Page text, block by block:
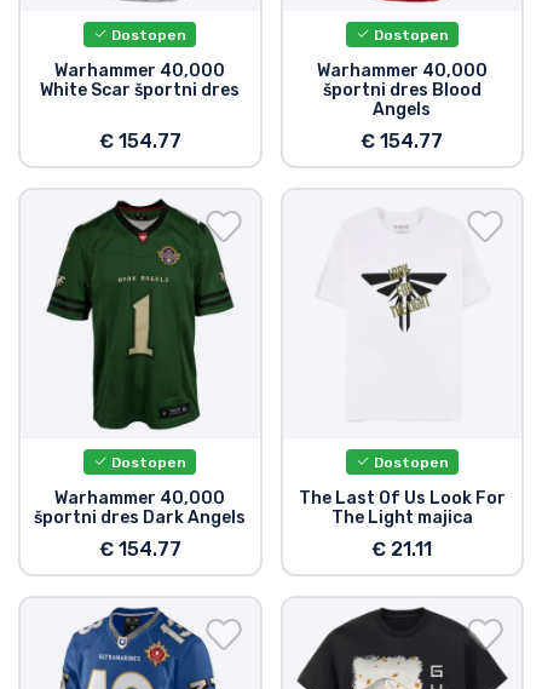
Dostopen
Warhammer 40,000
White Scar športni dres
€ 154.77
Dostopen
Warhammer 40,000
športni dres Blood
Angels
€ 154.77
Dostopen
Warhammer 40,000
športni dres Dark Angels
€ 154.77
Dostopen
The Last Of Us Look For
The Light majica
€ 21.11